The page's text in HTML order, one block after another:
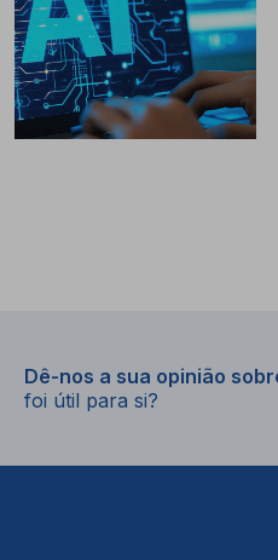
Dê-nos a sua opinião
foi útil para si?